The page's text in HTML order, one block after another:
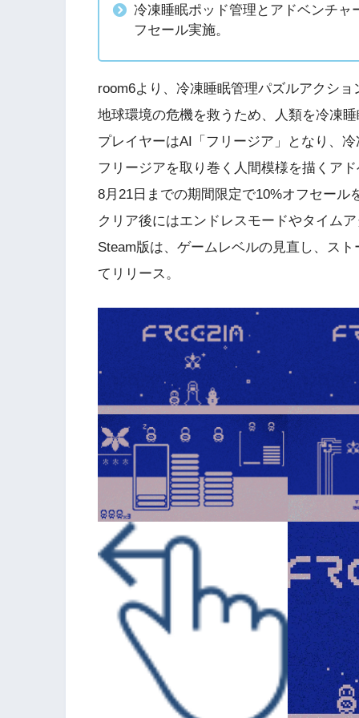
冷凍睡眠ポッド管理とアドベンチ
フセール実施。
room6より、冷凍睡眠管理パズルアクシ
地球環境の危機を救うため、人類を冷凍
プレイヤーはAI「フリージア」となり、
フリージアを取り巻く人間模様を描くア
8月21日までの期間限定で10%オフセール
クリア後にはエンドレスモードやタイム
Steam版は、ゲームレベルの見直し、ス
てリリース。